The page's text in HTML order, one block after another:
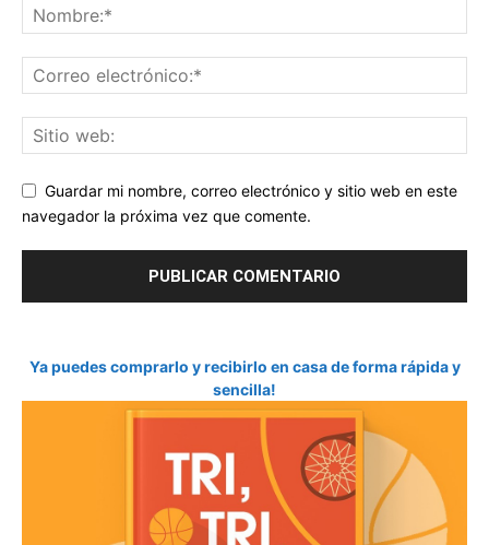
Guardar mi nombre, correo electrónico y sitio web en este
navegador la próxima vez que comente.
Ya puedes comprarlo y recibirlo en casa de forma rápida y
sencilla!